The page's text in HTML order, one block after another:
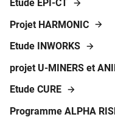
Etude EPI-CT
Projet HARMONIC
Etude INWORKS
projet U-MINERS et
Etude CURE
Programme ALPHA